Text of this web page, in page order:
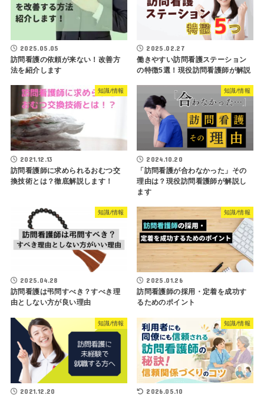
2025.05.05
訪問看護の依頼が来ない！改善方
法を紹介します
2025.02.27
働きやすい訪問看護ステーション
の特徴5選！現役訪問看護師が解説
知識/情報
2021.12.13
訪問看護師に求められるおむつ交
換技術とは？徹底解説します！
知識/情報
2024.10.20
「訪問看護が合わなかった」その
理由は？現役訪問看護師が解説し
ます
知識/情報
2025.04.28
訪問看護は弔問すべき？すべき理
由としない方が良い理由
知識/情報
2025.01.26
訪問看護師の採用・定着を成功す
るためのポイント
知識/情報
2021.12.20
知識/情報
2026.05.10